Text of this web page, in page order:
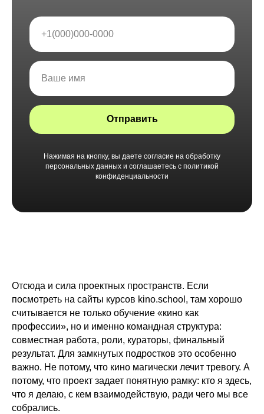
Отправить
Нажимая на кнопку, вы даете согласие на обработку
персональных данных и соглашаетесь c политикой
конфиденциальности
Отсюда и сила проектных пространств. Если
посмотреть на сайты курсов kino.school , там хорошо
считывается не только обучение «кино как
профессии», но и именно командная структура:
совместная работа, роли, кураторы, финальный
результат. Для замкнутых подростков это особенно
важно. Не потому, что кино магически лечит тревогу. А
потому, что проект задает понятную рамку: кто я здесь,
что я делаю, с кем взаимодействую, ради чего мы все
собрались.